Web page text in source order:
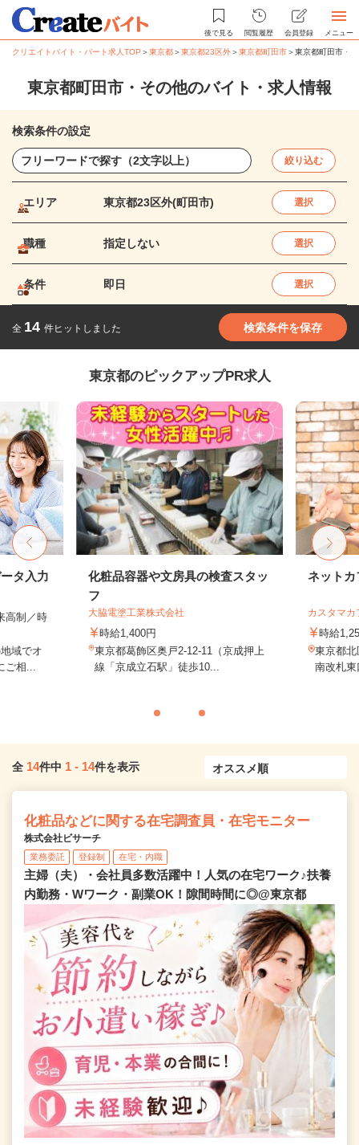
後で見る 閲覧履歴 会員登録 メニュー
クリエイトバイト・パート求人TOP ＞東京都＞東京都23区外＞東京都町田市＞東京都町田市・
東京都町田市・その他のバイト・求人情報
検索条件の設定
絞り込む
エリア 東京都23区外(町田市) 選択
職種 指定しない 選択
条件 即日 選択
全 14 件ヒットしました 検索条件を保存
東京都のピックアップPR求人
タ入力
高制／時
域でオ
相...
化粧品容器や文房具の検査スタッ
フ
大脇電塗工業株式会社
時給1,400円
東京都葛飾区奥戸2-12-11（京成押上
線「京成立石駅」徒歩10...
ネットカ
カスタマ
時給
東京都北
南改札
全 14件中 1 - 14件を表示
化粧品などに関する在宅調査員・在宅モニター
株式会社ビサーチ
業務委託 登録制 在宅・内職
主婦（夫）・会社員多数活躍中！人気の在宅ワーク♪扶養
内勤務・Wワーク・副業OK！隙間時間に◎@東京都